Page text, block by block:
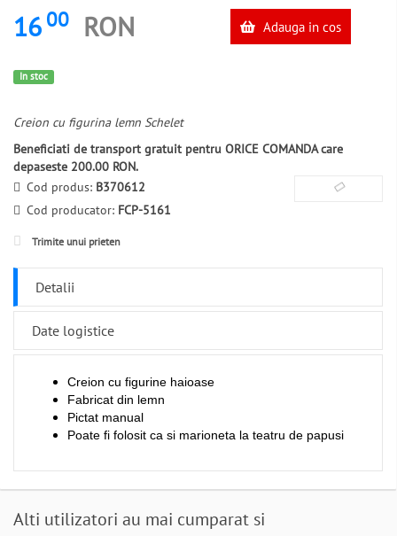
16 00 RON Adauga in cos
In stoc
Creion cu figurina lemn Schelet
Beneficiati de transport gratuit pentru ORICE COMANDA care
depaseste 200.00 RON.
Cod produs: B370612
Cod producator: FCP-5161
Trimite unui prieten
Detalii
Date logistice
Creion cu figurine haioase
Fabricat din lemn
Pictat manual
Poate fi folosit ca si marioneta la teatru de papusi
Alti utilizatori au mai cumparat si